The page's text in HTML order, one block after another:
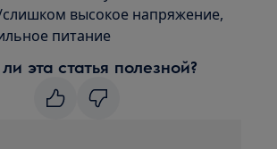
слишком высокое напряжение,
питание
эта статья полезной?